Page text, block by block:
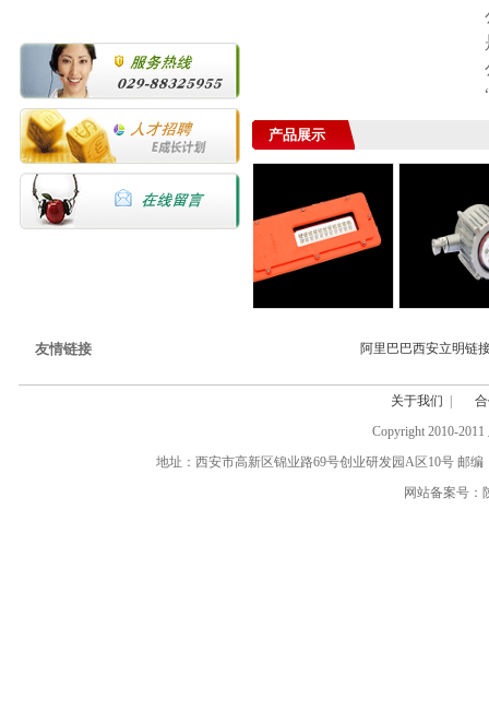
产品展示
友情链接 阿里巴巴西安立明链
关于我们
Copyright 2010-
地址：西安市高新区锦业路69号创业研发园A区10号 邮编
网站备案号：